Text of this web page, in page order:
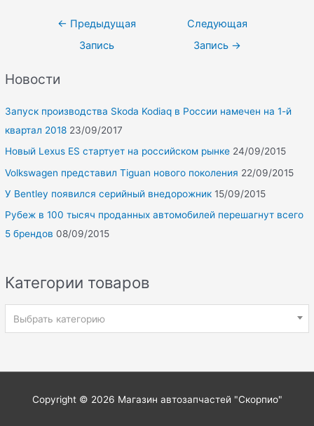
Новости
Запуск производства Skoda Kodiaq в России намечен на 1-й
квартал 2018 23/09/2017
Новый Lexus ES стартует на российском рынке 24/09/2015
Volkswagen представил Tiguan нового поколения 22/09/2015
У Bentley появился серийный внедорожник 15/09/2015
Рубеж в 100 тысяч проданных автомобилей перешагнут всего
5 брендов 08/09/2015
Категории товаров
Выбрать категорию
Навигация
← Предыдущая
Запись
Следующая
Запись →
Copyright © 2026 Магазин автозапчастей "Скорпио"